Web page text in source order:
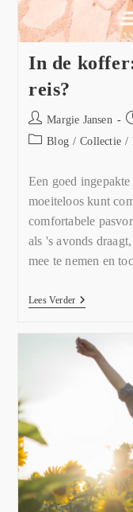
In de
reis?
Margie Jansen
Blog / Collectie /
Een goed
moeiteloos kunt
comfortabele
als 's avonds
mee te nemen en
Lees Verder